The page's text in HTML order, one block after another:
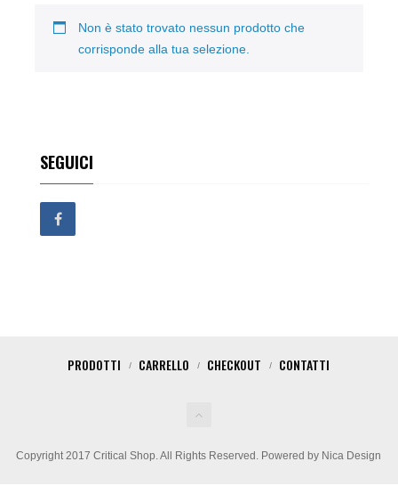
Non è stato trovato nessun prodotto che
corrisponde alla tua selezione.
SEGUICI
Copyright 2017 Critical Shop. All Rights Reserved. Powered by Nica Design
PRODOTTI CARRELLO CHECKOUT CONTATTI